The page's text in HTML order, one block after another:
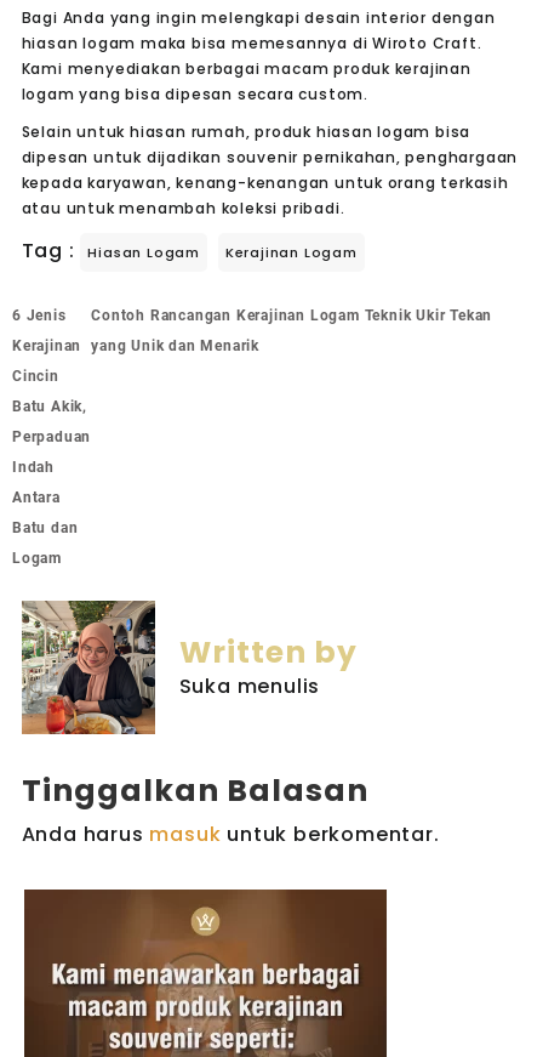
Bagi Anda yang ingin melengkapi desain interior dengan
hiasan logam maka bisa memesannya di Wiroto Craft.
Kami menyediakan berbagai macam produk kerajinan
logam yang bisa dipesan secara custom.
Selain untuk hiasan rumah, produk hiasan logam bisa
dipesan untuk dijadikan souvenir pernikahan, penghargaan
kepada karyawan, kenang-kenangan untuk orang terkasih
atau untuk menambah koleksi pribadi.
Tag : Hiasan Logam Kerajinan Logam
6 Jenis
Kerajinan
Cincin
Batu Akik,
Perpaduan
Indah
Antara
Batu dan
Logam
Contoh Rancangan Kerajinan Logam Teknik Ukir Tekan
yang Unik dan Menarik
Written by
Suka menulis
Tinggalkan Balasan
Anda harus masuk untuk berkomentar.